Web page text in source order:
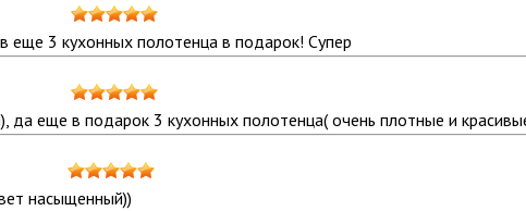
еще 3 кухонных полотенца в подарок! Супер
да еще в подарок 3 кухонных полотенца( очень плотные и
насыщенный))